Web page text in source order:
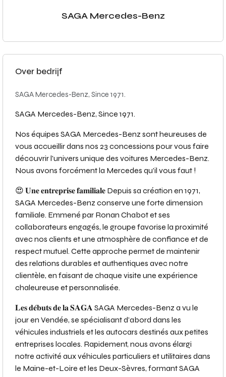
SAGA Mercedes-Benz
Over bedrijf
SAGA Mercedes-Benz, Since 1971.
SAGA Mercedes-Benz, Since 1971.
Nos équipes SAGA Mercedes-Benz sont heureuses de
vous accueillir dans nos 23 concessions pour vous faire
découvrir l'univers unique des voitures Mercedes-Benz.
Nous avons forcément la Mercedes qu'il vous faut !
😍 𝐔𝐧𝐞 𝐞𝐧𝐭𝐫𝐞𝐩𝐫𝐢𝐬𝐞 𝐟𝐚𝐦𝐢𝐥𝐢𝐚𝐥𝐞 Depuis sa création en 1971,
SAGA Mercedes-Benz conserve une forte dimension
familiale. Emmené par Ronan Chabot et ses
collaborateurs engagés, le groupe favorise la proximité
avec nos clients et une atmosphère de confiance et de
respect mutuel. Cette approche permet de maintenir
des relations durables et authentiques avec notre
clientèle, en faisant de chaque visite une expérience
chaleureuse et personnalisée.
𝐋𝐞𝐬 𝐝𝐞́𝐛𝐮𝐭𝐬 𝐝𝐞 𝐥𝐚 𝐒𝐀𝐆𝐀 SAGA Mercedes-Benz a vu le
jour en Vendée, se spécialisant d’abord dans les
véhicules industriels et les autocars destinés aux petites
entreprises locales. Rapidement, nous avons élargi
notre activité aux véhicules particuliers et utilitaires dans
le Maine-et-Loire et les Deux-Sèvres, formant SAGA